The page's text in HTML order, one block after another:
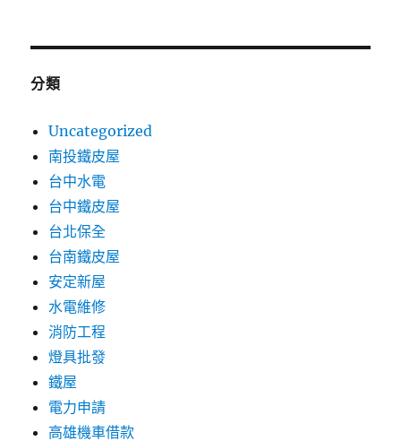
分類
Uncategorized
南投鐵皮屋
台中水電
台中鐵皮屋
台北保全
台南鐵皮屋
安定新屋
水電維修
消防工程
燈具批發
鐵屋
電力申請
高雄機車借款